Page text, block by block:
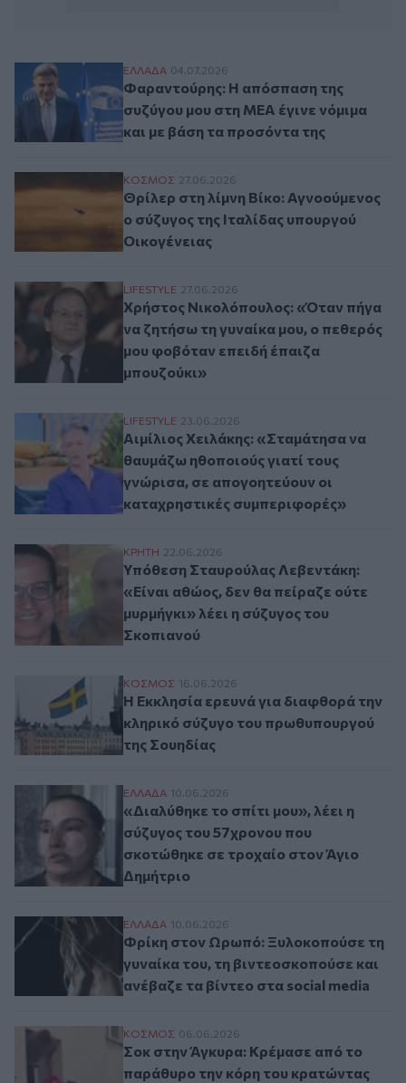
Φαραντούρης: Η απόσπαση της συζύγου
ΕΛΛAΔΑ 04.07.2026
Φαραντούρης: Η απόσπαση της
συζύγου μου στη ΜΕΑ έγινε νόμιμα
και με βάση τα προσόντα της
Θρίλερ στη λίμνη Βίκο: Αγνοούμενος ο
ΚΟΣΜΟΣ 27.06.2026
Θρίλερ στη λίμνη Βίκο: Αγνοούμενος
ο σύζυγος της Ιταλίδας υπουργού
Οικογένειας
Χρήστος Νικολόπουλος: «Όταν πήγα να
LIFESTYLE 27.06.2026
Χρήστος Νικολόπουλος: «Όταν πήγα
να ζητήσω τη γυναίκα μου, ο πεθερός
μου φοβόταν επειδή έπαιζα
μπουζούκι»
Αιμίλιος Χειλάκης: «Σταμάτησα να
LIFESTYLE 23.06.2026
Αιμίλιος Χειλάκης: «Σταμάτησα να
θαυμάζω ηθοποιούς γιατί τους
γνώρισα, σε απογοητεύουν οι
καταχρηστικές συμπεριφορές»
Υπόθεση Σταυρούλας Λεβεντάκη: «Είναι
ΚΡΗΤΗ 22.06.2026
Υπόθεση Σταυρούλας Λεβεντάκη:
«Είναι αθώος, δεν θα πείραζε ούτε
μυρμήγκι» λέει η σύζυγος του
Σκοπιανού
Η Εκκλησία ερευνά για διαφθορά την
ΚΟΣΜΟΣ 16.06.2026
Η Εκκλησία ερευνά για διαφθορά την
κληρικό σύζυγο του πρωθυπουργού
της Σουηδίας
«Διαλύθηκε το σπίτι μου», λέει η
ΕΛΛAΔΑ 10.06.2026
«Διαλύθηκε το σπίτι μου», λέει η
σύζυγος του 57χρονου που
σκοτώθηκε σε τροχαίο στον Άγιο
Δημήτριο
Φρίκη στον Ωρωπό: Ξυλοκοπούσε τη
ΕΛΛAΔΑ 10.06.2026
Φρίκη στον Ωρωπό: Ξυλοκοπούσε τη
γυναίκα του, τη βιντεοσκοπούσε και
ανέβαζε τα βίντεο στα social media
Σοκ στην Άγκυρα: Κρέμασε από το
ΚΟΣΜΟΣ 06.06.2026
Σοκ στην Άγκυρα: Κρέμασε από το
παράθυρο την κόρη του κρατώντας